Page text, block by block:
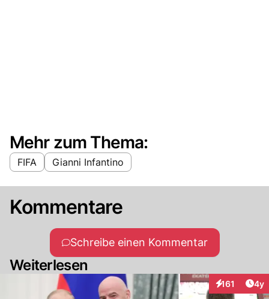
Mehr zum Thema:
FIFA Gianni Infantino
Kommentare
Schreibe einen Kommentar
Weiterlesen
161
Interaktionen
4y